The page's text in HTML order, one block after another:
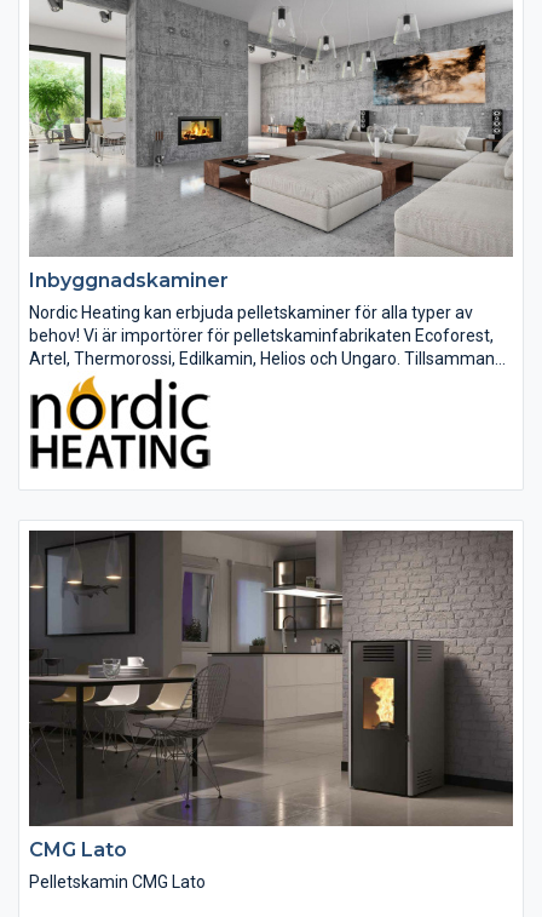
Inbyggnadskaminer
Nordic Heating kan erbjuda pelletskaminer för alla typer av
behov! Vi är importörer för pelletskaminfabrikaten Ecoforest,
Artel, Thermorossi, Edilkamin, Helios och Ungaro. Tillsammans
tillverkar de ca 100.000 pelletskaminer per år!
CMG Lato
Pelletskamin CMG Lato